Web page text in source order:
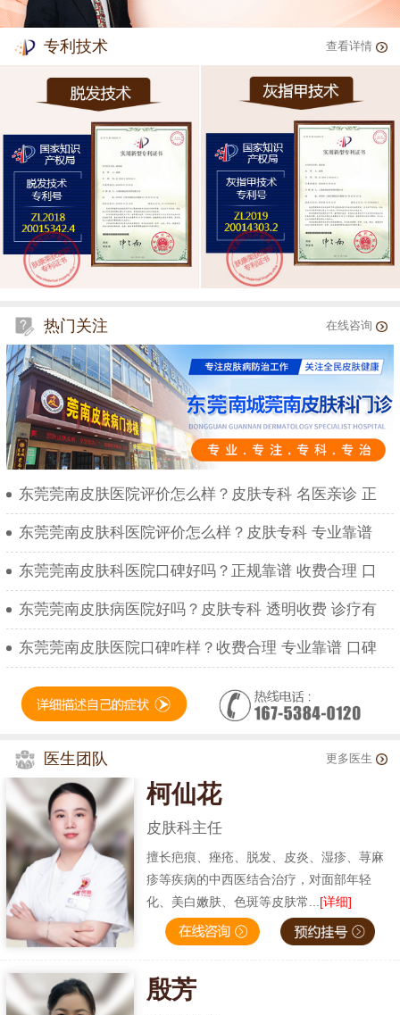
专利技术 查看详情
热门关注 在线咨询
东莞莞南皮肤医院评价怎么样？皮肤专科 名医亲诊 正
东莞莞南皮肤科医院评价怎么样？皮肤专科 专业靠谱
东莞莞南皮肤科医院口碑好吗？正规靠谱 收费合理 口
东莞莞南皮肤病医院好吗？皮肤专科 透明收费 诊疗有
东莞莞南皮肤医院口碑咋样？收费合理 专业靠谱 口碑
医生团队 更多医生
柯仙花
皮肤科主任
擅长疤痕、痤疮、脱发、皮炎、湿疹、荨麻
疹等疾病的中西医结合治疗，对面部年轻
化、美白嫩肤、色斑等皮肤常... [详细]
殷芳